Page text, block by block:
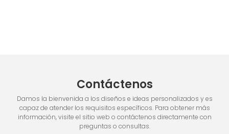
Contáctenos
Damos la bienvenida a los diseños e ideas personalizados y es
capaz de atender los requisitos específicos. Para obtener más
información, visite el sitio web o contáctenos directamente con
preguntas o consultas.